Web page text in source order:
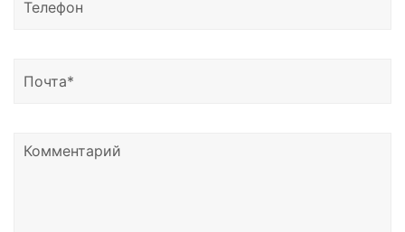
Расходные материалы: оптимизация затрат
Стоимость: от 55 000 руб./человек.
Сертификат.